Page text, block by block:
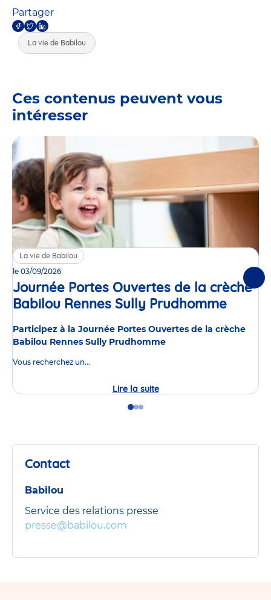
Partager
La vie de Babilou
Ces contenus peuvent vous
intéresser
La vie de Babilou
le 03/09/2026
Journée Portes Ouvertes de la crèche
Babilou Rennes Sully Prudhomme
Participez à la Journée Portes Ouvertes de la crèche
Babilou Rennes Sully Prudhomme
Vous recherchez un...
Lire la suiteJournée
Portes
Babilou
GoGoGo
Contact
Babilou
Service des relations presse
presse@babilou.com